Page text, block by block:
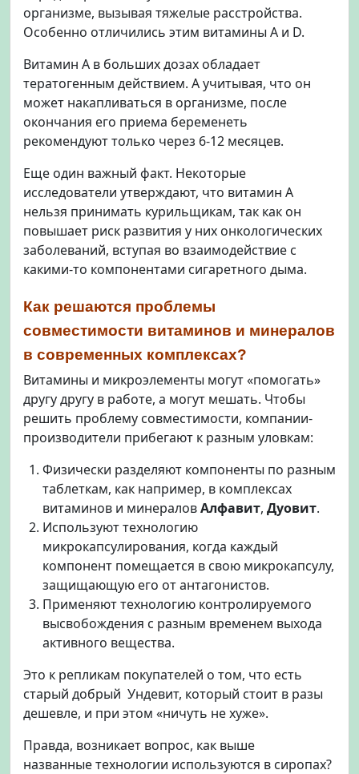
организме, вызывая тяжелые расстройства.
Особенно отличились этим витамины А и D.
Витамин А в больших дозах обладает
тератогенным действием. А учитывая, что он
может накапливаться в организме, после
окончания его приема беременеть
рекомендуют только через 6-12 месяцев.
Еще один важный факт. Некоторые
исследователи утверждают, что витамин А
нельзя принимать курильщикам, так как он
повышает риск развития у них онкологических
заболеваний, вступая во взаимодействие с
какими-то компонентами сигаретного дыма.
Как решаются проблемы
совместимости витаминов и минералов
в современных комплексах?
Витамины и микроэлементы могут «помогать»
другу другу в работе, а могут мешать. Чтобы
решить проблему совместимости, компании-
производители прибегают к разным уловкам:
Физически разделяют компоненты по разным
таблеткам, как например, в комплексах
витаминов и минераловАлфавит, Дуовит.
Используют технологию
микрокапсулирования, когда каждый
компонент помещается в свою микрокапсулу,
защищающую его от антагонистов.
Применяют технологию контролируемого
высвобождения с разным временем выхода
активного вещества.
Это к репликам покупателей о том, что есть
старый добрый Ундевит, который стоит в разы
дешевле, и при этом «ничуть не хуже».
Правда, возникает вопрос, как выше
названные технологии используются в сиропах?